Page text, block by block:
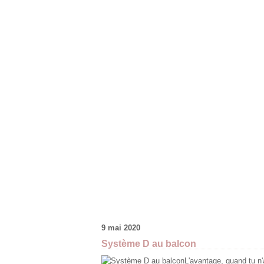
9 mai 2020
Système D au balcon
L'avantage, quand tu